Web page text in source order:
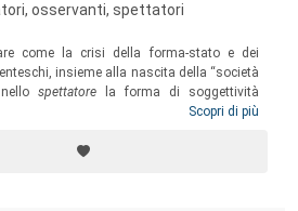
osservanti, spettatori
come la crisi della forma-stato e dei
insieme alla nascita della “società
spettatore la forma di soggettività
e de-costruire il diritto contemporaneo.
a dissolversi, chi decide nasconde sempre
cieche e impotenti, e sguardi
Scopri di più